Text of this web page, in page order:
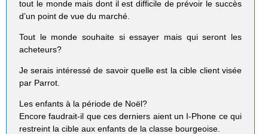
tout le monde mais dont il est difficile de prévoir le succès
d’un point de vue du marché.
Tout le monde souhaite si essayer mais qui seront les
acheteurs?
Je serais intéressé de savoir quelle est la cible client visée
par Parrot.
Les enfants à la période de Noël?
Encore faudrait-il que ces derniers aient un I-Phone ce qui
restreint la cible aux enfants de la classe bourgeoise.